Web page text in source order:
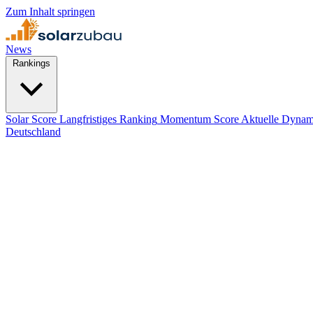
Zum Inhalt springen
News
Solar Score Langfristiges Ranking Momentum Score Aktuelle
Deutschland